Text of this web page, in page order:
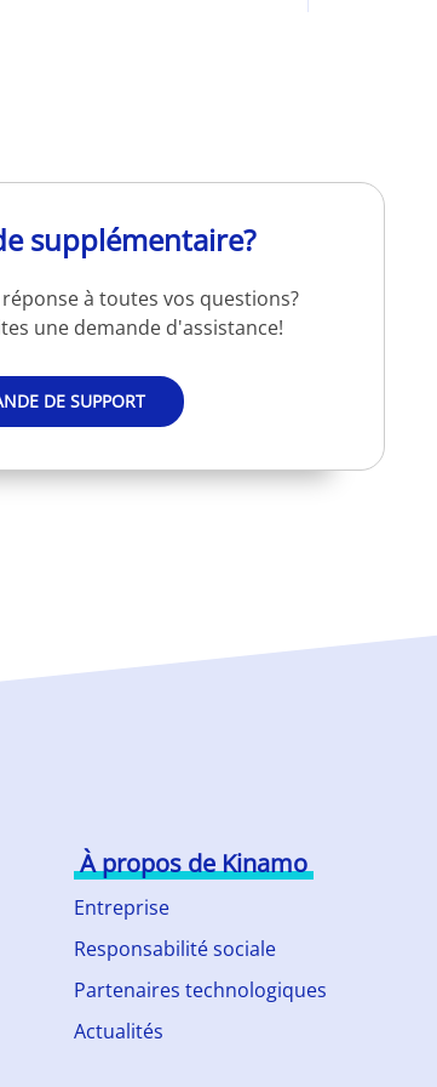
supplémentaire?
à toutes vos questions?
une demande d'assistance!
DE SUPPORT
À propos de Kinamo
Entreprise
Responsabilité sociale
Partenaires technologiques
Actualités